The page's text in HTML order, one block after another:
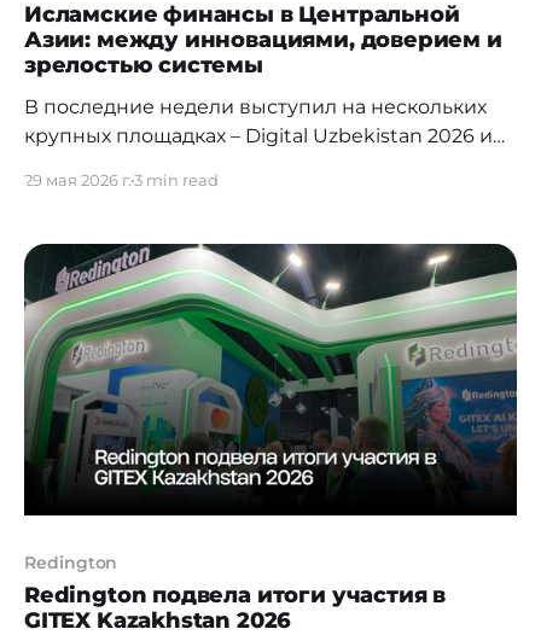
Исламские финансы в Центральной
Азии: между инновациями, доверием и
зрелостью системы
В последние недели выступил на нескольких
крупных площадках – Digital Uzbekistan 2026 и
будущего финансовой инфраструктуры
региона. Что особенно интересно –
практически во всех дискуссиях все чаще
звучит одна и та же мысль: исламские финансы
в
29 мая 2026 г.3 min read
Redington
Redington подвела итоги участия в
GITEX Kazakhstan 2026